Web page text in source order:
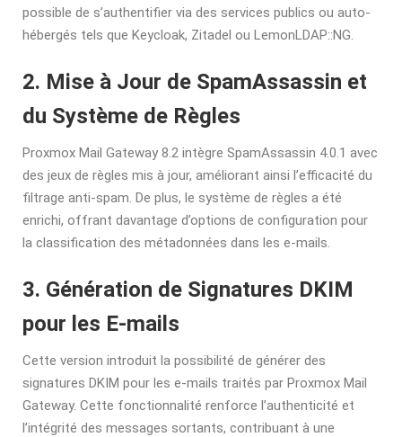
possible de s’authentifier via des services publics ou auto-
hébergés tels que Keycloak, Zitadel ou LemonLDAP::NG.
2. Mise à Jour de SpamAssassin et
du Système de Règles
Proxmox Mail Gateway 8.2 intègre SpamAssassin 4.0.1 avec
des jeux de règles mis à jour, améliorant ainsi l’efficacité du
filtrage anti-spam. De plus, le système de règles a été
enrichi, offrant davantage d’options de configuration pour
la classification des métadonnées dans les e-mails.
3. Génération de Signatures DKIM
pour les E-mails
Cette version introduit la possibilité de générer des
signatures DKIM pour les e-mails traités par Proxmox Mail
Gateway. Cette fonctionnalité renforce l’authenticité et
l’intégrité des messages sortants, contribuant à une